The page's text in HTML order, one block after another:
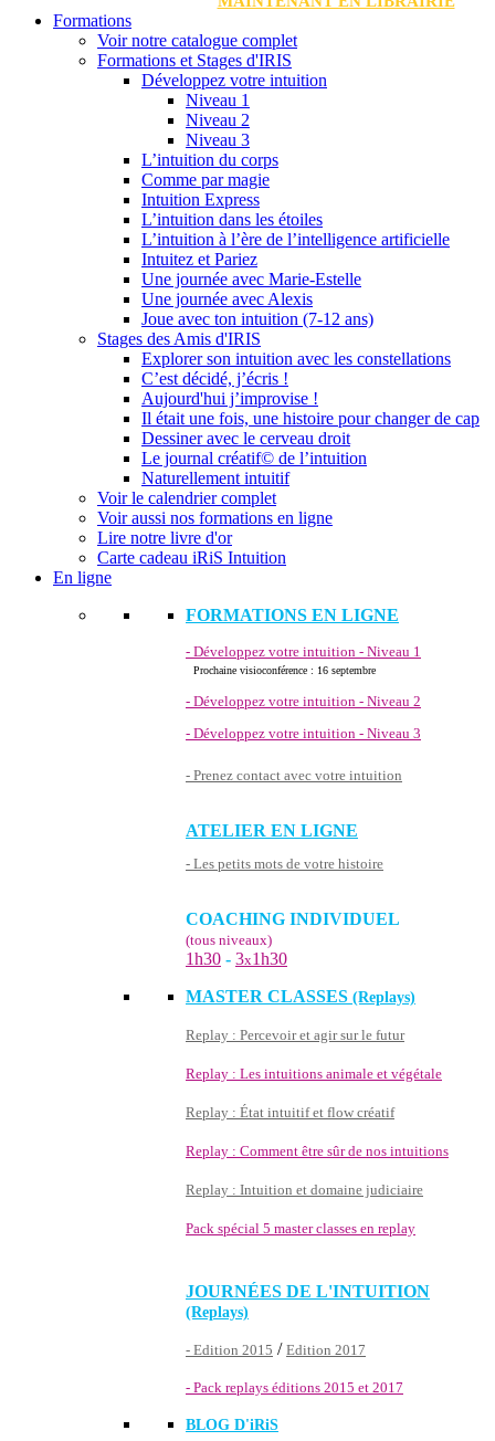
Formations
Voir notre catalogue complet
Formations et Stages d'IRIS
Développez votre intuition
Niveau 1
Niveau 2
Niveau 3
L’intuition du corps
Comme par magie
Intuition Express
L’intuition dans les étoiles
L’intuition à l’ère de l’intelligence artificielle
Intuitez et Pariez
Une journée avec Marie-Estelle
Une journée avec Alexis
Joue avec ton intuition (7-12 ans)
Stages des Amis d'IRIS
Explorer son intuition avec les constellations
C’est décidé, j’écris !
Aujourd'hui j’improvise !
Il était une fois, une histoire pour changer de cap
Dessiner avec le cerveau droit
Le journal créatif© de l’intuition
Naturellement intuitif
Voir le calendrier complet
Voir aussi nos formations en ligne
Lire notre livre d'or
Carte cadeau iRiS Intuition
En ligne
FORMATIONS EN LIGNE
- Développez votre intuition - Niveau 1
Prochaine visioconférence : 16 septembre
- Développez votre intuition - Niveau 2
- Développez votre intuition - Niveau 3
- Prenez contact avec votre intuition
ATELIER EN LIGNE
- Les petits mots de votre histoire
COACHING INDIVIDUEL
(tous niveaux)
1h30 - 3x1h30
MASTER CLASSES (Replays)
Replay : Percevoir et agir sur le futur
Replay : Les intuitions animale et végétale
Replay : État intuitif et flow créatif
Replay : Comment être sûr de nos intuitions
Replay : Intuition et domaine judiciaire
Pack spécial 5 master classes en replay
JOURNÉES DE L'INTUITION
(Replays)
- Edition 2015 / Edition 2017
- Pack replays éditions 2015 et 2017
BLOG D'iRiS